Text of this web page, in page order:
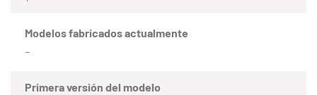
Modelos fabricados actualmente
–
Primera versión del modelo